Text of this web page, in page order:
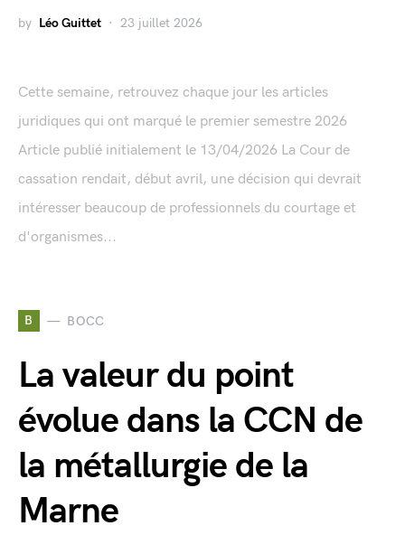
by Léo Guittet 23 juillet 2026
Cette semaine, retrouvez chaque jour les articles
juridiques qui ont marqué le premier semestre 2026
Article publié initialement le 13/04/2026 La Cour de
cassation rendait, début avril, une décision qui devrait
intéresser beaucoup de professionnels du courtage et
d'organismes...
B BOCC
La valeur du point
évolue dans la CCN de
la métallurgie de la
Marne